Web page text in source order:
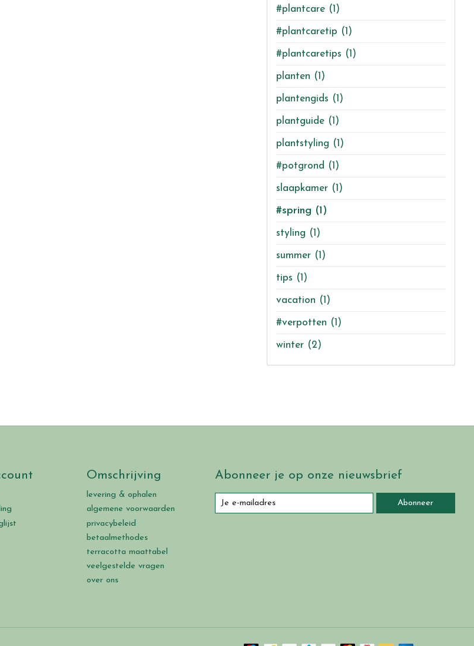
#plantcare (1)
#plantcaretip (1)
#plantcaretips (1)
planten (1)
plantengids (1)
plantguide (1)
plantstyling (1)
#potgrond (1)
slaapkamer (1)
#spring (1)
styling (1)
summer (1)
tips (1)
vacation (1)
#verpotten (1)
winter (2)
Omschrijving
levering & ophalen
algemene voorwaarden
privacybeleid
betaalmethodes
terracotta maattabel
veelgestelde vragen
over ons
Abonneer je op onze nieuwsbrief
Abonneer